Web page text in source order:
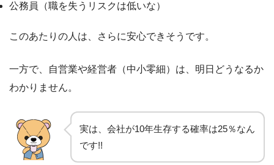
公務員（職を失うリスクは低いな）
このあたりの人は、さらに安心できそうです。
一方で、自営業や経営者（中小零細）は、明日どうなるか
わかりません。
実は、会社が10年生存する確率は25％なん
です!!